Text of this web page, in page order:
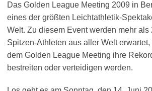
Das Golden League Meeting 2009 in
eines der größten Leichtathletik-
Welt. Zu diesem Event werden mehr als
Spitzen-Athleten aus aller Welt erwartet,
dem Golden League Meeting ihre
bestreiten oder verteidigen werden.